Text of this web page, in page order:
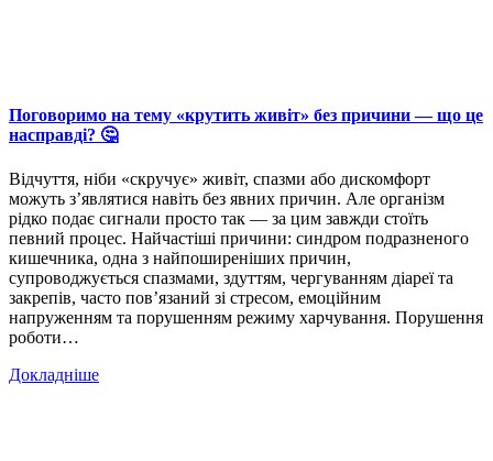
Поговоримо на тему «крутить живіт» без причини — що це
насправді? 🤔
Відчуття, ніби «скручує» живіт, спазми або дискомфорт
можуть з’являтися навіть без явних причин. Але організм
рідко подає сигнали просто так — за цим завжди стоїть
певний процес. Найчастіші причини: синдром подразненого
кишечника, одна з найпоширеніших причин,
супроводжується спазмами, здуттям, чергуванням діареї та
закрепів, часто пов’язаний зі стресом, емоційним
напруженням та порушенням режиму харчування. Порушення
роботи…
Докладніше